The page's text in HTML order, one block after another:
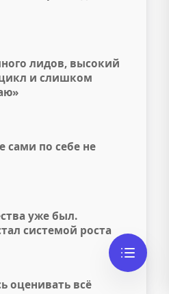
лидов, высокий
и слишком
сами по себе не
уже был.
системой роста
оценивать всё